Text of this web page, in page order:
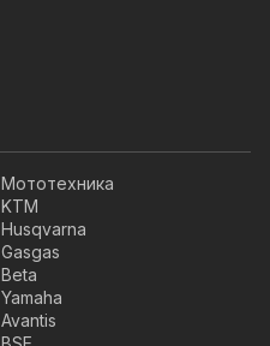
Мототехника
KTM
Husqvarna
Gasgas
Beta
Yamaha
Avantis